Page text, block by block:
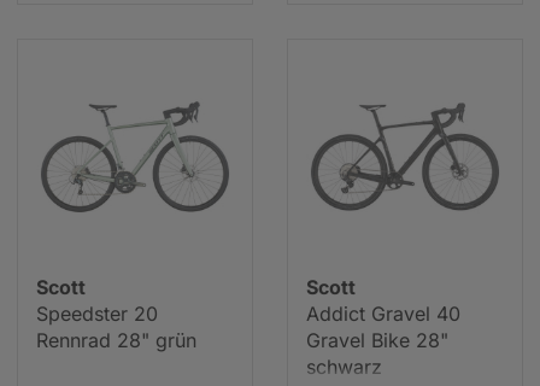
Scott
Speedster 20
Rennrad 28" grün
Scott
Addict Gravel 40
Gravel Bike 28"
schwarz